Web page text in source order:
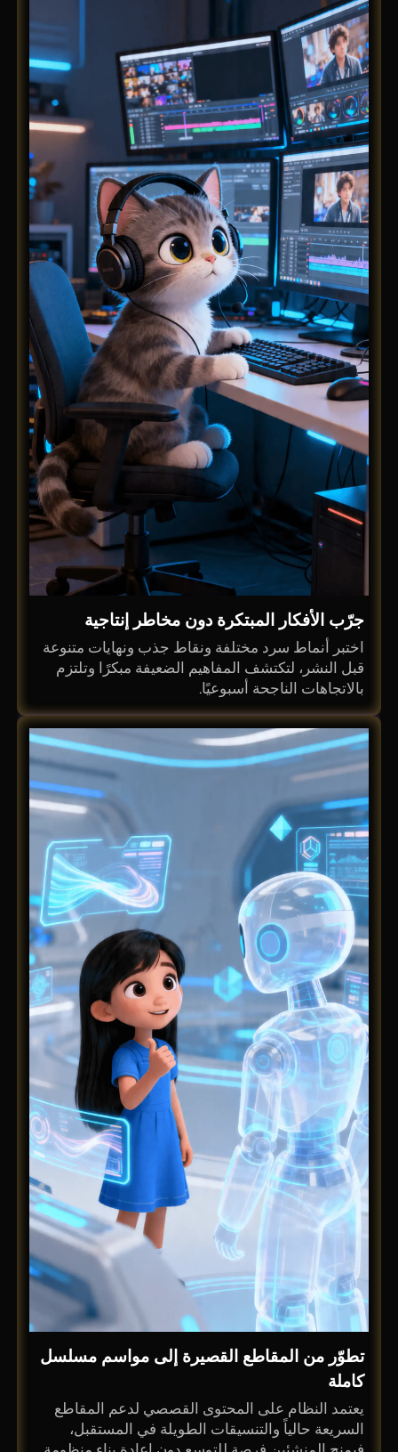
جرّب الأفكار المبتكرة دون مخاطر إنتاجية
اختبر أنماط سرد مختلفة ونقاط جذب ونهايات متنوعة
قبل النشر، لتكتشف المفاهيم الضعيفة مبكرًا وتلتزم
بالاتجاهات الناجحة أسبوعيًا.
تطوّر من المقاطع القصيرة إلى مواسم مسلسل
كاملة
يعتمد النظام على المحتوى القصصي لدعم المقاطع
السريعة حالياً والتنسيقات الطويلة في المستقبل،